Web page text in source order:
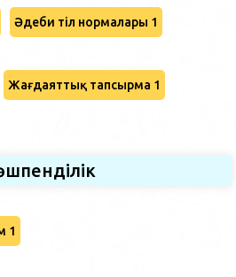
Әдеби тіл нормалары 1
Жағдаяттық тапсырма 1
1